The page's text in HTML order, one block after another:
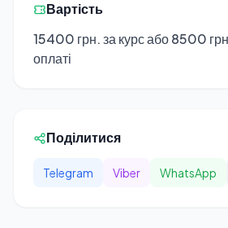
Вартість
15400 грн. за курс або 8500
оплаті
Поділитися
Telegram Viber WhatsApp